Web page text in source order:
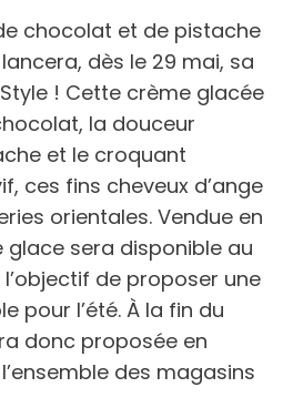
chocolat et de pistache
lancera, dès le 29 mai, sa
! Cette crème glacée
la douceur
et le croquant
ces fins cheveux d’ange
orientales. Vendue en
sera disponible au
de proposer une
pour l’été. À la fin du
donc proposée en
des magasins